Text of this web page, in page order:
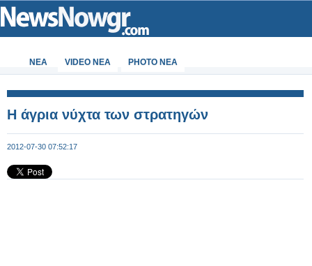
ΝΕΑ VIDEO NEA PHOTO NEA
Η άγρια νύχτα των στρατηγών
2012-07-30 07:52:17